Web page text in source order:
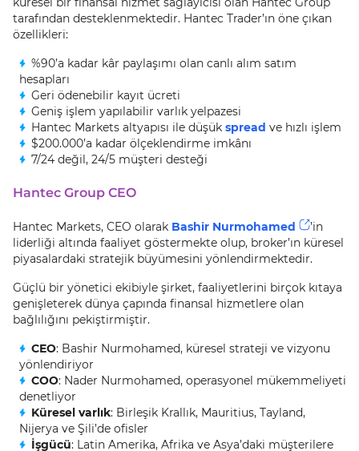
tarafından desteklenmektedir. Hantec Trader’ın öne çıkan
özellikleri:
%90’a kadar kâr paylaşımı olan canlı alım satım
hesapları
Geri ödenebilir kayıt ücreti
Geniş işlem yapılabilir varlık yelpazesi
Hantec Markets altyapısı ile düşük spread ve hızlı işlem
$200.000’a kadar ölçeklendirme imkânı
7/24 değil, 24/5 müşteri desteği
Hantec Group CEO
Hantec Markets, CEO olarak Bashir Nurmohamed
’in
liderliği altında faaliyet göstermekte olup, broker’ın küresel
piyasalardaki stratejik büyümesini yönlendirmektedir.
Güçlü bir yönetici ekibiyle şirket, faaliyetlerini birçok kıtaya
genişleterek dünya çapında finansal hizmetlere olan
bağlılığını pekiştirmiştir.
CEO: Bashir Nurmohamed, küresel strateji ve vizyonu
yönlendiriyor
COO: Nader Nurmohamed, operasyonel mükemmeliyeti
denetliyor
Küresel varlık: Birleşik Krallık, Mauritius, Tayland,
Nijerya ve Şili’de ofisler
İşgücü: Latin Amerika, Afrika ve Asya’daki müşterilere